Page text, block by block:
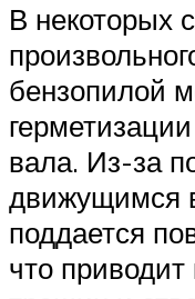
В некоторых
бензопилой
вала. Из-за
движущимся
поддается
что